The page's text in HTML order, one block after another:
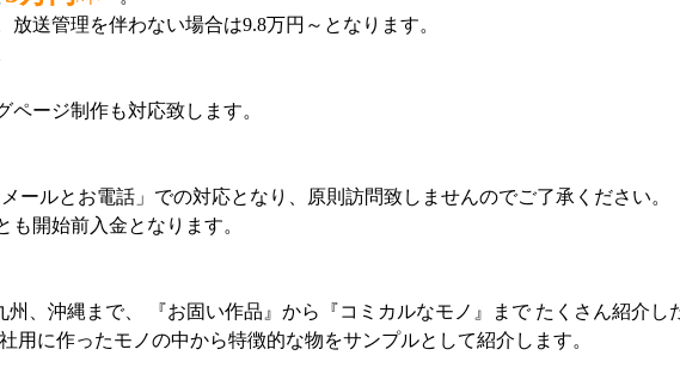
送管理を伴わない場合は9.8万円～となります。
ページ制作も対応致します。
ールとお電話」での対応となり、原則訪問致しませんのでご了承ください。
開始前入金となります。
、沖縄まで、 『お固い作品』から『コミカルなモノ』まで たくさん紹介
用に作ったモノの中から特徴的な物をサンプルとして紹介します。